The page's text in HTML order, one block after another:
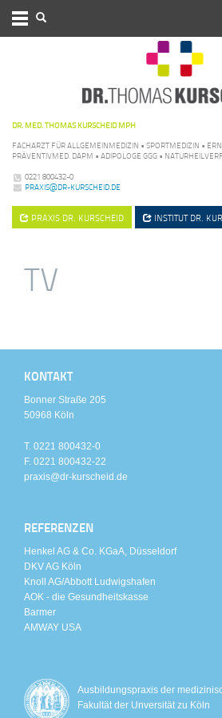
DR. MED. THOMAS KURSCHEID MPH
FACHARZT FÜR ALLGEMEINMEDIZIN • SPORTMEDIZIN •
PRÄVENTIVMED. DAPM • ADIPOLOGE GGG •
0221 800432-0
PRAXIS@DR-KURSCHEID.DE
PRAXIS DR. KURSCHEID INSTITUT DR.
TV
KONTAKT
Bonner Straße 205
50968 Köln
T. 0221 800432-0
F. 0221 800432-22
praxis@dr-kurscheid.de
REFERENZEN
Henkel AG & Co. KGaA, Düsseldorf
DKV AG Köln
Knoll AG/Abbott Ludwigshafen
AOK - die Gesundheitskasse
Barmer
AMWAY USA
Ausbildungspraxis der
Fakultät der Unversität zu Köln